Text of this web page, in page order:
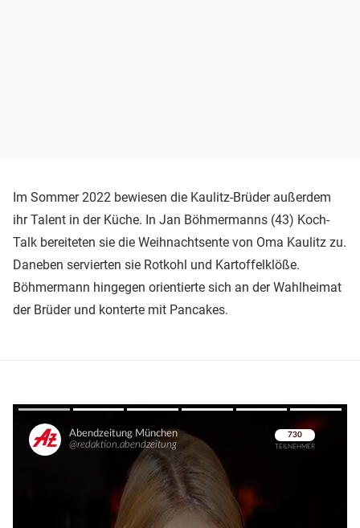
Im Sommer 2022 bewiesen die Kaulitz-Brüder außerdem
ihr Talent in der Küche. In Jan Böhmermanns (43) Koch-
Talk bereiteten sie die Weihnachtsente von Oma Kaulitz zu.
Daneben servierten sie Rotkohl und Kartoffelklöße.
Böhmermann hingegen orientierte sich an der Wahlheimat
der Brüder und konterte mit Pancakes.
Überspringen